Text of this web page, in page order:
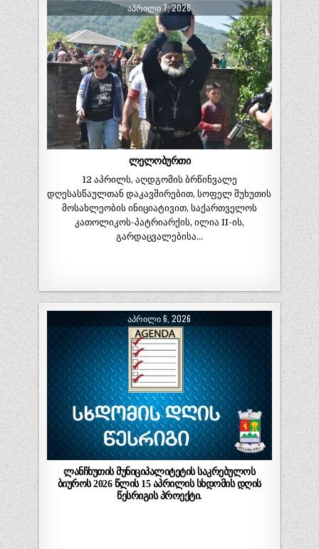
ᲐᲞᲠᲘᲚᲘ 7, 2026
ლელობურთი
12 აპრილს, აღდგომის ბრწინვალე
დღესასწაულთან დაკავშირებით, სოფელ შუხუთის
მოსახლეობის ინიციატივით, საქართველოს
კათოლიკოს-პატრიარქის, ილია II-ის,
გარდაცვალებისა…
ᲐᲞᲠᲘᲚᲘ 6, 2026
ლანჩხუთის მუნიციპალიტეტის საკრებულოს
ბიუროს 2026 წლის 15 აპრილის სხდომის დღის
წესრიგის პროექტი.